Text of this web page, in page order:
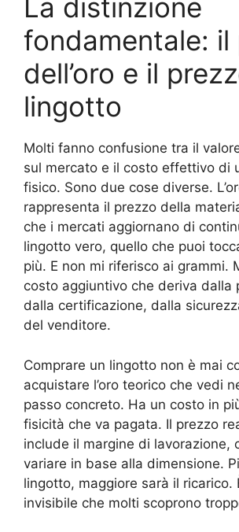
La distinzione
fondamentale: il
dell’oro e il
lingotto
Molti fanno confusione tra il
sul mercato e il costo effettivo di
fisico. Sono due cose diverse.
rappresenta il prezzo della
che i mercati aggiornano di
lingotto vero, quello che puoi
più. E non mi riferisco ai grammi.
costo aggiuntivo che deriva dalla
dalla certificazione, dalla
del venditore.
Comprare un lingotto non è mai
acquistare l’oro teorico che vedi
passo concreto. Ha un costo in
fisicità che va pagata. Il prezzo
include il margine di lavorazione,
variare in base alla dimensione.
lingotto, maggiore sarà il ricarico.
invisibile che molti scoprono